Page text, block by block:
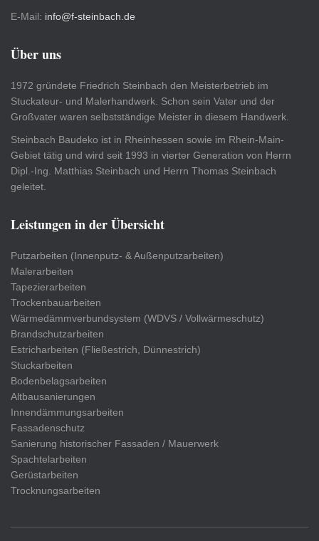
E-Mail: info@f-steinbach.de
Über uns
1972 gründete Friedrich Steinbach den Meisterbetrieb im
Stuckateur- und Malerhandwerk. Schon sein Vater und der
Großvater waren selbstständige Meister in diesem Handwerk.
Steinbach Baudeko ist in Rheinhessen sowie im Rhein-Main-
Gebiet tätig und wird seit 1993 in vierter Generation von Herrn
Dipl.-Ing. Matthias Steinbach und Herrn Thomas Steinbach
geleitet.
Leistungen in der Übersicht
Putzarbeiten (Innenputz- & Außenputzarbeiten)
Malerarbeiten
Tapezierarbeiten
Trockenbauarbeiten
Wärmedämmverbundsystem (WDVS / Vollwärmeschutz)
Brandschutzarbeiten
Estricharbeiten (Fließestrich, Dünnestrich)
Stuckarbeiten
Bodenbelagsarbeiten
Altbausanierungen
Innendämmungsarbeiten
Fassadenschutz
Sanierung historischer Fassaden / Mauerwerk
Spachtelarbeiten
Gerüstarbeiten
Trocknungsarbeiten